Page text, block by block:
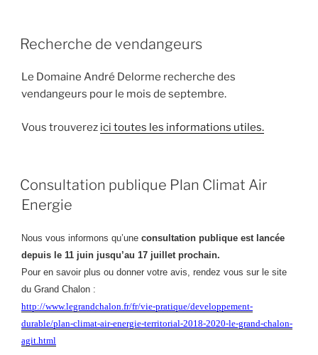
Recherche de vendangeurs
Le Domaine André Delorme recherche des
vendangeurs pour le mois de septembre.
Vous trouverez ici toutes les informations utiles.
Consultation publique Plan Climat Air
Energie
Nous vous informons qu’une consultation publique est lancée
depuis le 11 juin jusqu’au 17 juillet prochain.
Pour en savoir plus ou donner votre avis, rendez vous sur le site
du Grand Chalon :
http://www.legrandchalon.fr/fr/vie-pratique/developpement-
durable/plan-climat-air-energie-territorial-2018-2020-le-grand-chalon-
agit.html